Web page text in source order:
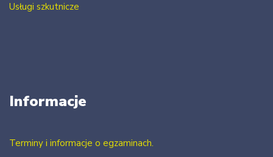
Usługi szkutnicze
Informacje
Terminy i informacje o egzaminach.